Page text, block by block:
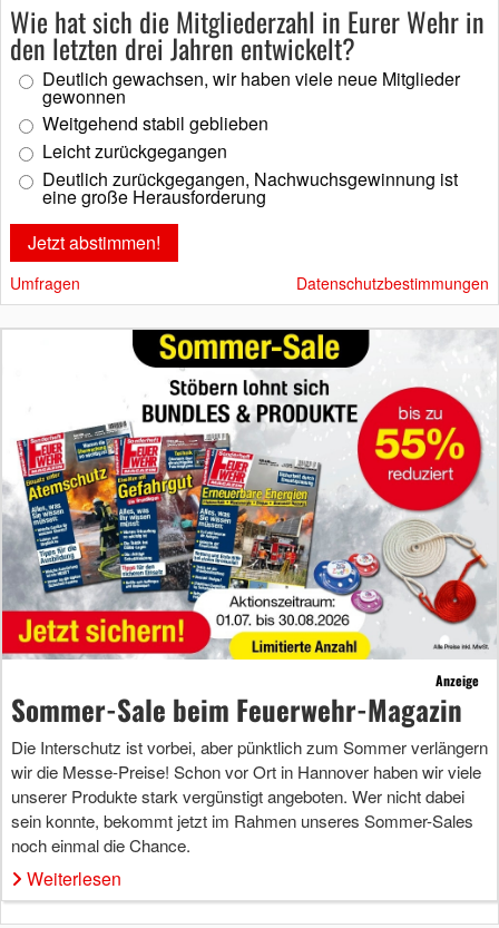
Wie hat sich die Mitgliederzahl in Eurer Wehr in
den letzten drei Jahren entwickelt?
Deutlich gewachsen, wir haben viele neue Mitglieder
gewonnen
Weitgehend stabil geblieben
Leicht zurückgegangen
Deutlich zurückgegangen, Nachwuchsgewinnung ist
eine große Herausforderung
Umfragen Datenschutzbestimmungen
Anzeige
Sommer-Sale beim Feuerwehr-Magazin
Die Interschutz ist vorbei, aber pünktlich zum Sommer verlängern
wir die Messe-Preise! Schon vor Ort in Hannover haben wir viele
unserer Produkte stark vergünstigt angeboten. Wer nicht dabei
sein konnte, bekommt jetzt im Rahmen unseres Sommer-Sales
noch einmal die Chance.
Weiterlesen